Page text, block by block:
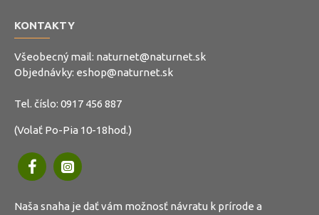
KONTAKTY
Všeobecný mail: naturnet@naturnet.sk
Objednávky: eshop@naturnet.sk
Tel. číslo: 0917 456 887
(Volať Po-Pia 10-18hod.)
Naša snaha je dať vám možnosť návratu k prírode a